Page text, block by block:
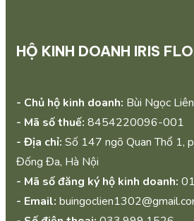
HỘ KINH DOANH IRIS
- Chủ hộ kinh doanh: Bùi Ngọc Liên
- Mã số thuế: 8454220096-001
- Địa chỉ: Số 147 ngõ Quan Thổ 1,
Đống Đa, Hà Nội
- Mã số đăng ký hộ kinh doanh:
- Email: